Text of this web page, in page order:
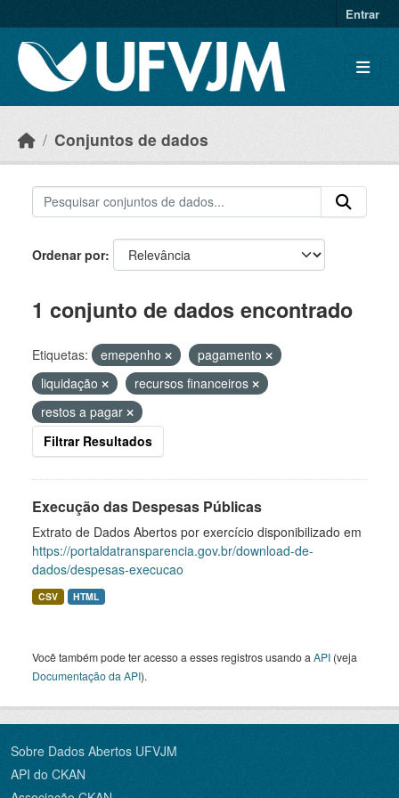
Entrar
Conjuntos de dados
Ordenar por
1 conjunto de dados encontrado
Etiquetas: emepenho
pagamento
liquidação
recursos financeiros
restos a pagar
Filtrar Resultados
Execução das Despesas Públicas
Extrato de Dados Abertos por exercício disponibilizado em
https://portaldatransparencia.gov.br/download-de-
dados/despesas-execucao
CSV HTML
Você também pode ter acesso a esses registros usando a API (veja
Documentação da API).
Sobre Dados Abertos UFVJM
API do CKAN